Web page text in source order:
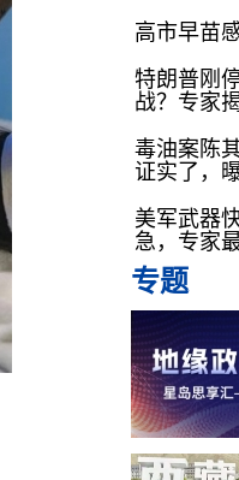
高市早苗
特朗普刚
战？专家
毒油案陈
证实了，
美军武器
急，专家
专题